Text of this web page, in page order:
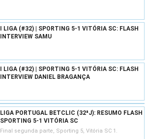
I LIGA (#32) | SPORTING 5-1 VITÓRIA SC: FLASH
INTERVIEW SAMU
I LIGA (#32) | SPORTING 5-1 VITÓRIA SC: FLASH
INTERVIEW DANIEL BRAGANÇA
LIGA PORTUGAL BETCLIC (32ªJ): RESUMO FLASH
SPORTING 5-1 VITÓRIA SC
Final segunda parte, Sporting 5, Vitória SC 1.